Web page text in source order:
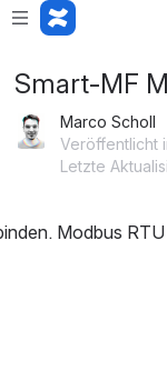
Smart-MF
Marco Scholl
Veröffentlicht
Letzte
Modbus